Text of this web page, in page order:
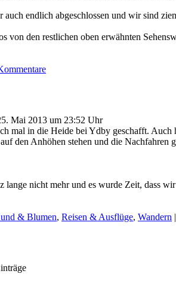
endlich abgeschlossen und wir sind
von den restlichen oben erwähnten
Mai 2013 um 23:52 Uhr
mal in die Heide bei Ydby geschafft.
den Anhöhen stehen und die
lange nicht mehr und es wurde Zeit, dass
& Blumen, Reisen & Ausflüge, Wandern |